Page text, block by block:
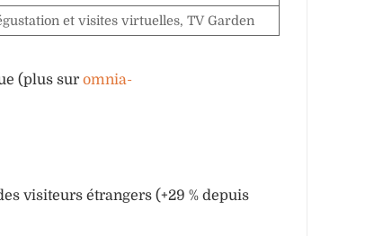
et visites virtuelles, TV Garden
(plus sur omnia-
visiteurs étrangers (+29 % depuis